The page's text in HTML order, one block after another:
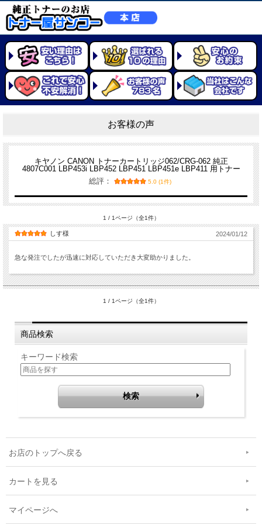
お客様の声
キヤノン CANON トナーカートリッジ062/CRG-062 純正
4807C001 LBP453i LBP452 LBP451 LBP451e LBP411 用トナー
総評：
5.0 (1件)
1 / 1ページ（全1件）
しす様 2024/01/12
急な発注でしたが迅速に対応していただき大変助かりました。
1 / 1ページ（全1件）
商品検索
キーワード検索
お店のトップへ戻る
カートを見る
マイページへ